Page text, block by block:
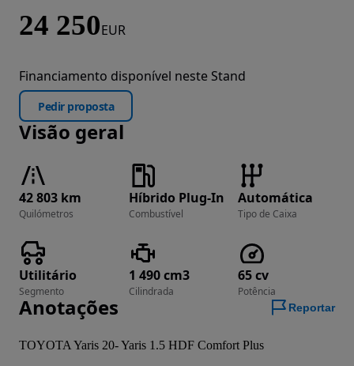
24 250EUR
Financiamento disponível neste Stand
Pedir proposta
Visão geral
42 803 km
Quilómetros
Híbrido Plug-In
Combustível
Automática
Tipo de Caixa
Utilitário
Segmento
1 490 cm3
Cilindrada
65 cv
Potência
Anotações Reportar
TOYOTA Yaris 20- Yaris 1.5 HDF Comfort Plus